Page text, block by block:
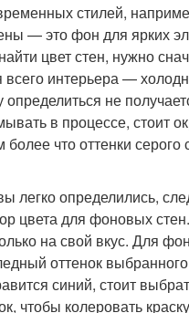
стилей,
— это фон для ярких
цвет стен, нужно
всего интерьера —
не
в процессе, стоит
что оттенки серого
легко определились,
цвета для фоновых
на свой вкус. Для
оттенок
синий, стоит
чтобы колеровать